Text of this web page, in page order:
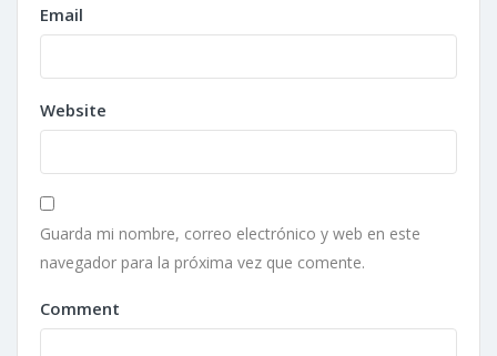
Email
Website
Guarda mi nombre, correo electrónico y web en este
navegador para la próxima vez que comente.
Comment